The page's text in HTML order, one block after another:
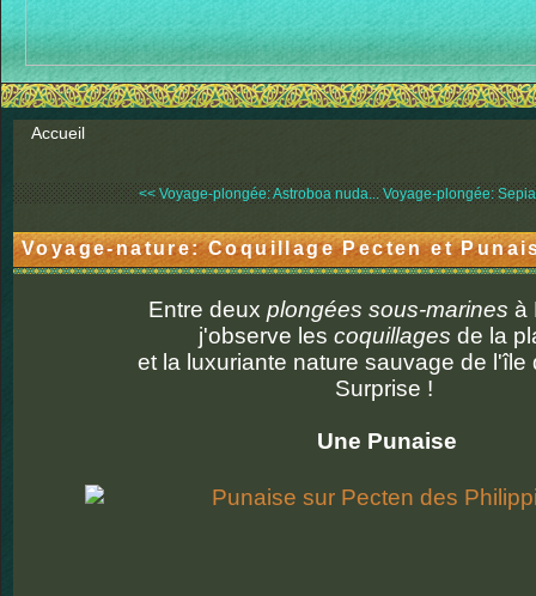
Accueil
<< Voyage-plongée: Astroboa nuda... Voyage-plongée:
Voyage-nature: Coquillage Pecten et
Entre deux plongées sous-marines à
j'observe les coquillages de la
et la luxuriante nature sauvage de l'île
Surprise !
Une Punaise